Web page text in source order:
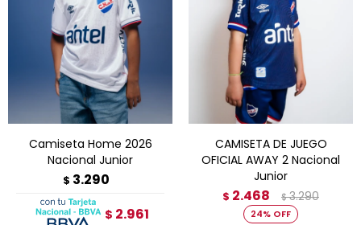
Camiseta Home 2026
Nacional Junior
$ 3.290
$ 2.961
CAMISETA DE JUEGO
OFICIAL AWAY 2 Nacional
Junior
$ 2.468 $ 3.290
24